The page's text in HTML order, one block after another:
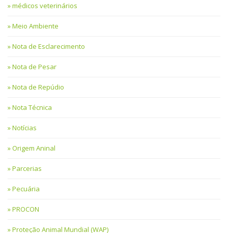
médicos veterinários
Meio Ambiente
Nota de Esclarecimento
Nota de Pesar
Nota de Repúdio
Nota Técnica
Notícias
Origem Aninal
Parcerias
Pecuária
PROCON
Proteção Animal Mundial (WAP)